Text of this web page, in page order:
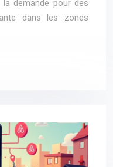
la demande pour des
dans les zones